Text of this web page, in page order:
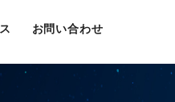
お問い合わせ